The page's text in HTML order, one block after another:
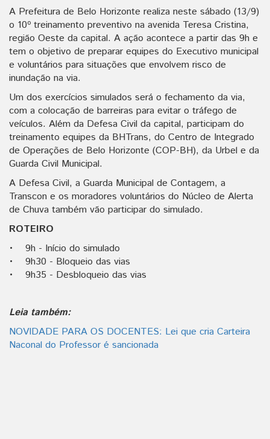
A Prefeitura de Belo Horizonte realiza neste sábado (13/9)
o 10º treinamento preventivo na avenida Teresa Cristina,
região Oeste da capital. A ação acontece a partir das 9h e
tem o objetivo de preparar equipes do Executivo municipal
e voluntários para situações que envolvem risco de
inundação na via.
Um dos exercícios simulados será o fechamento da via,
com a colocação de barreiras para evitar o tráfego de
veículos. Além da Defesa Civil da capital, participam do
treinamento equipes da BHTrans, do Centro de Integrado
de Operações de Belo Horizonte (COP-BH), da Urbel e da
Guarda Civil Municipal.
A Defesa Civil, a Guarda Municipal de Contagem, a
Transcon e os moradores voluntários do Núcleo de Alerta
de Chuva também vão participar do simulado.
ROTEIRO
• 9h - Início do simulado
• 9h30 - Bloqueio das vias
• 9h35 - Desbloqueio das vias
Leia também:
NOVIDADE PARA OS DOCENTES: Lei que cria Carteira
Naconal do Professor é sancionada